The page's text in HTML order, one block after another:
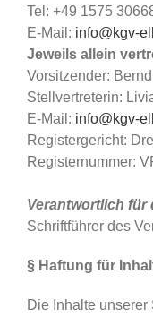
Tel: +49 1575
E-Mail: info@kgv-
Jeweils allein
Vorsitzender:
Stellvertreterin:
E-Mail: info@kgv-
Registergericht:
Registernummer:
Verantwortlich für
Schriftführer des
§ Haftung für
Die Inhalte